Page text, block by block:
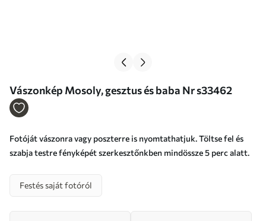
Vászonkép Mosoly, gesztus és baba Nr s33462
Fotóját vászonra vagy poszterre is nyomtathatjuk. Töltse fel és
szabja testre fényképét szerkesztőnkben mindössze 5 perc alatt.
Festés saját fotóról